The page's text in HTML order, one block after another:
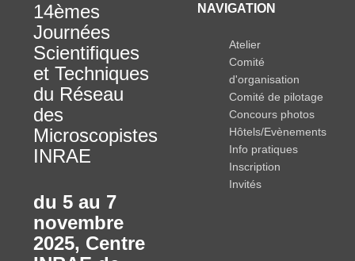
14èmes
Journées
Scientifiques
et Techniques
du Réseau
des
Microscopistes
INRAE
du 5 au 7
novembre
2025, Centre
NAVIGATION
Atelier
Comité
d'organisation
Comité de pilotage
Concours photos
Hôtels/Evènements
Info pratiques
Inscription
Invités